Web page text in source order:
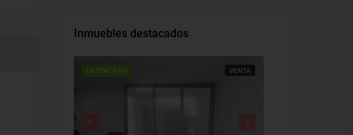
Inmuebles destacados
DESTACADO VENTA